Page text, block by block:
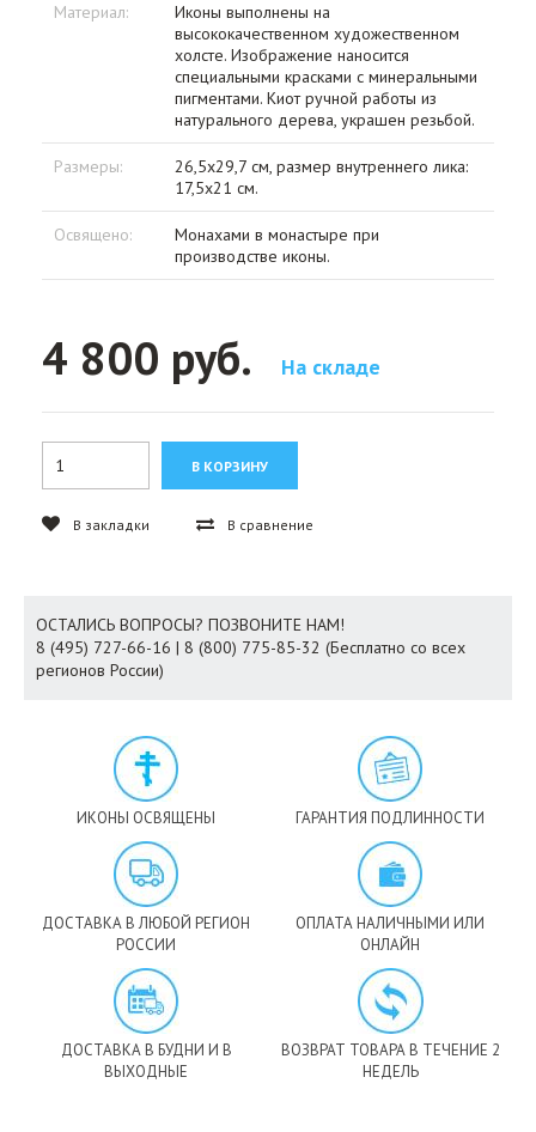
Материал:
Иконы выполнены на
высококачественном художественном
холсте. Изображение наносится
специальными красками с минеральными
пигментами. Киот ручной работы из
натурального дерева, украшен резьбой.
Размеры:
26,5х29,7 см, размер внутреннего лика:
17,5х21 см.
Освящено:
Монахами в монастыре при
производстве иконы.
4 800 руб. На складе
В закладки В сравнение
ОСТАЛИСЬ ВОПРОСЫ? ПОЗВОНИТЕ НАМ!
8 (495) 727-66-16 | 8 (800) 775-85-32 (Бесплатно со всех
регионов России)
ИКОНЫ ОСВЯЩЕНЫ ГАРАНТИЯ ПОДЛИННОСТИ
ДОСТАВКА В ЛЮБОЙ РЕГИОН
РОССИИ
ОПЛАТА НАЛИЧНЫМИ ИЛИ
ОНЛАЙН
ДОСТАВКА В БУДНИ И В
ВЫХОДНЫЕ
ВОЗВРАТ ТОВАРА В ТЕЧЕНИЕ 2
НЕДЕЛЬ